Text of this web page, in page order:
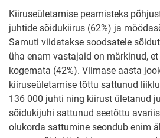
Kiiruseületamise peamisteks
juhtide sõidukiirus (62%) ja
Samuti viidatakse soodsatele
üha enam vastajaid on märkinud,
kogemata (42%). Viimase aasta
kiiruseületamise tõttu sattunud
136 000 juhti ning kiirust ületanud
sõidukijuhi sattunud seetõttu
olukorda sattumine seondub enim